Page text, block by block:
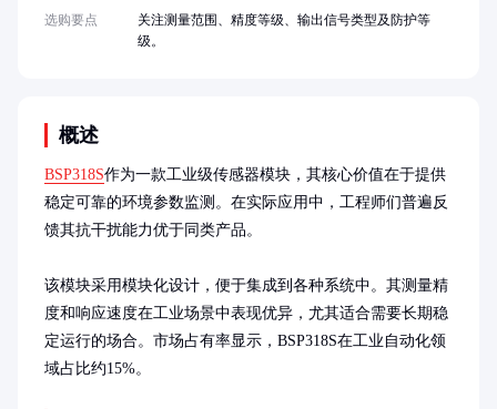
概述
BSP318S作为一款工业级传感器模块，其核心价值在于提供
稳定可靠的环境参数监测。在实际应用中，工程师们普遍反
馈其抗干扰能力优于同类产品。
该模块采用模块化设计，便于集成到各种系统中。其测量精
度和响应速度在工业场景中表现优异，尤其适合需要长期稳
定运行的场合。市场占有率显示，BSP318S在工业自动化领
域占比约15%。
选购要点
关注测量范围、精度等级、输出信号类型及防护等
级。